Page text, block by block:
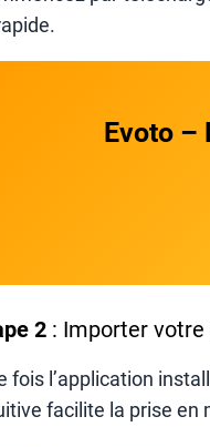
Evoto –
2: Importer votre
fois l’application
facilite la prise en